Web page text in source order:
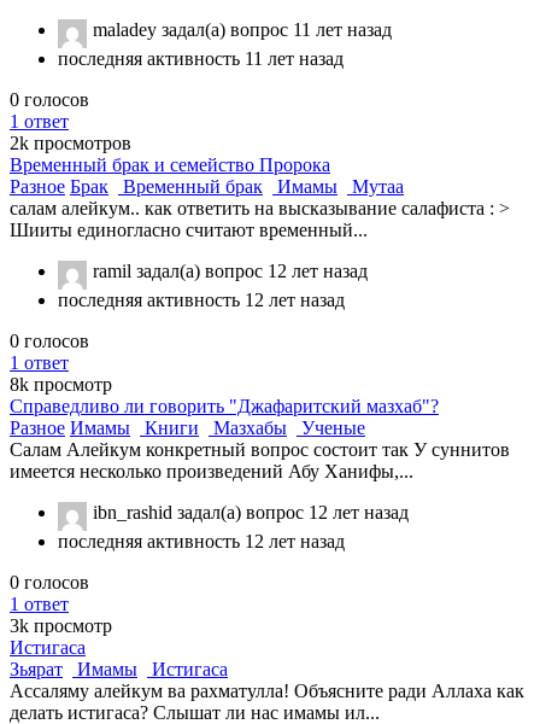
maladey задал(а) вопрос 11 лет назад
последняя активность 11 лет назад
0 голосов
1 ответ
2k просмотров
Временный брак и семейство Пророка
Разное Брак Временный брак Имамы
Мутаа
салам алейкум.. как ответить на высказывание салафиста : >
Шииты единогласно считают временный...
ramil задал(а) вопрос 12 лет назад
последняя активность 12 лет назад
0 голосов
1 ответ
8k просмотр
Справедливо ли говорить "Джафаритский мазхаб"?
Разное Имамы Книги Мазхабы
Ученые
Салам Алейкум конкретный вопрос состоит так У суннитов
имеется несколько произведений Абу Ханифы,...
ibn_rashid задал(а) вопрос 12 лет назад
последняя активность 12 лет назад
0 голосов
1 ответ
3k просмотр
Истигаса
Зьярат
Имамы
Истигаса
Ассаляму алейкум ва рахматулла! Объясните ради Аллаха как
делать истигаса? Слышат ли нас имамы ил...